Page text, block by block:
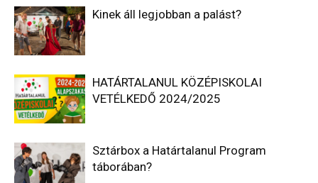
Kinek áll legjobban a palást?
HATÁRTALANUL KÖZÉPISKOLAI
VETÉLKEDŐ 2024/2025
Sztárbox a Határtalanul Program
táborában?